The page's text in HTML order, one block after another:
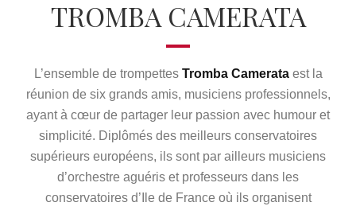
TROMBA CAMERATA
L’ensemble de trompettes Tromba Camerataest la
réunion de six grands amis, musiciens professionnels,
ayant à cœur de partager leur passion avec humour et
simplicité. Diplômés des meilleurs conservatoires
supérieurs européens, ils sont par ailleurs musiciens
d’orchestre aguéris et professeurs dans les
conservatoires d’Ile de France où ils organisent